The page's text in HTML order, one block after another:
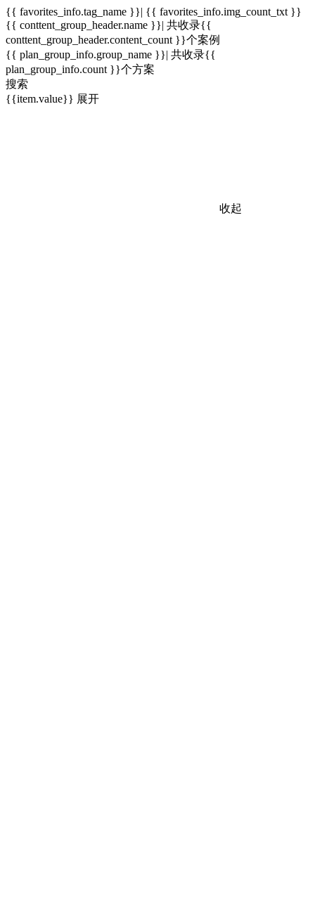
{{ favorites_info.tag_name }}| {{ favorites_info.img_count_txt }}
{{ conttent_group_header.name }}| 共收录{{
conttent_group_header.content_count }}个案例
{{ plan_group_info.group_name }}| 共收录{{
plan_group_info.count }}个方案
搜索
{{item.value}} 展开
收起